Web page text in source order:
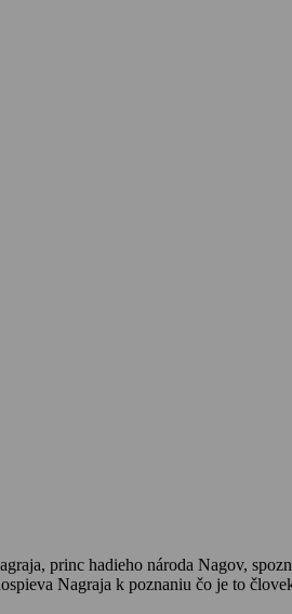
princ hadieho národa Nagov,
Nagraja k poznaniu čo je to